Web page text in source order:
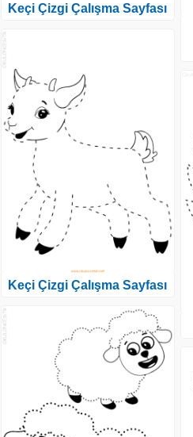
Keçi Çizgi Çalışma Sayfası
Keçi Çizgi Çalışma Sayfası